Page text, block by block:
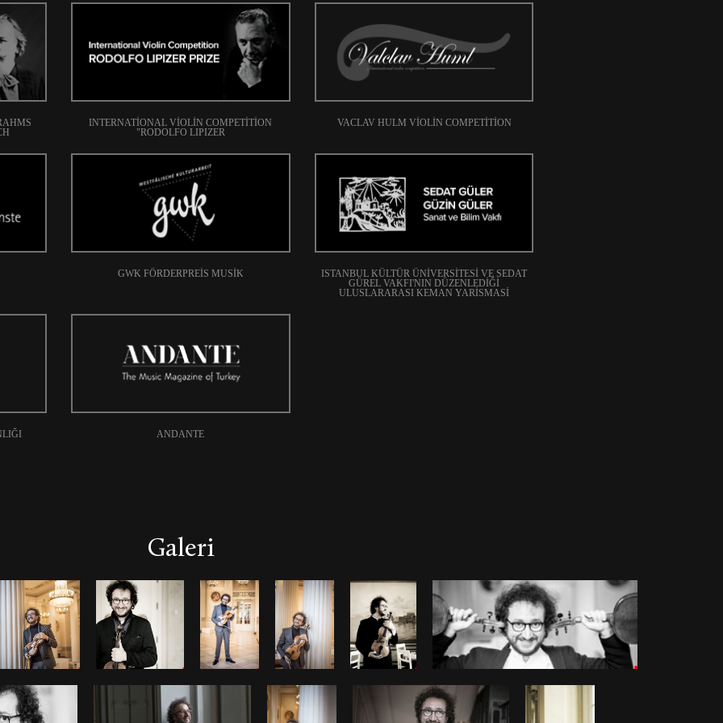
INTERNATIONAL VIOLIN COMPETITION
"RODOLFO LIPIZER
VACLAV HULM VIOLIN COMPETITION
GWK FÖRDERPREIS MUSIK
ISTANBUL KÜLTÜR ÜNIVERSITESI VE SEDAT
GÜREL VAKFI'NIN DÜZENLEDIĞI
ULUSLARARASI KEMAN YARISMASI
ANDANTE
Galeri